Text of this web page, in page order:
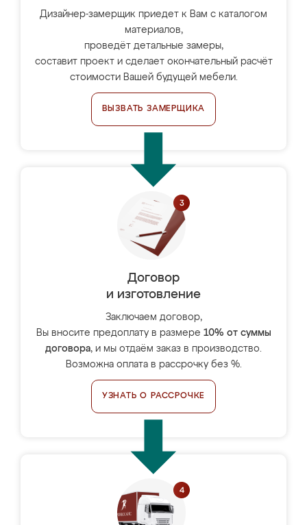
Дизайнер-замерщик приедет к Вам с каталогом
материалов,
проведёт детальные замеры,
составит проект и сделает окончательный расчёт
стоимости Вашей будущей мебели.
ВЫЗВАТЬ ЗАМЕРЩИКА
Договор
и изготовление
Заключаем договор,
Вы вносите предоплату в размере 10% от суммы
договора, и мы отдаём заказ в производство.
Возможна оплата в рассрочку без %.
УЗНАТЬ О РАССРОЧКЕ